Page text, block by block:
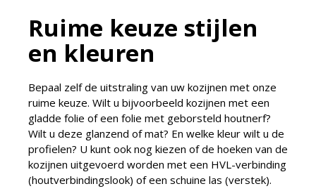
Ruime keuze stijlen
en kleuren
Bepaal zelf de uitstraling van uw kozijnen met onze
ruime keuze. Wilt u bijvoorbeeld kozijnen met een
gladde folie of een folie met geborsteld houtnerf?
Wilt u deze glanzend of mat? En welke kleur wilt u de
profielen? U kunt ook nog kiezen of de hoeken van de
kozijnen uitgevoerd worden met een HVL-verbinding
(houtverbindingslook) of een schuine las (verstek).